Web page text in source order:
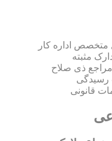
متخصص اداره کار
مثبته
ذی صلاح
رسیدگی
قانونی